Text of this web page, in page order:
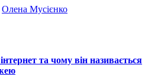
Олена Мусієнко
та чому він називається